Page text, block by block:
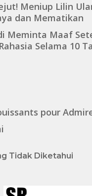
Meniup Lilin
dan Mematikan
Meminta Maaf
Selama 10
pour
Tidak Diketahui